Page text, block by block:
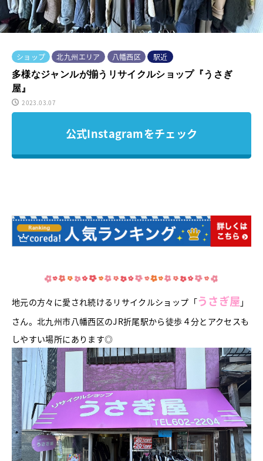
ショップ 北九州エリア 八幡西区
駅近
多様なジャンルが揃うリサイクルショップ『うさぎ
屋』
2023.03.07
公式Instagramをチェック
地元の方々に愛され続けるリサイクルショップ「うさぎ屋 」
さん。北九州市八幡西区のJR折尾駅から徒歩４分とアクセスも
しやすい場所にあります◎